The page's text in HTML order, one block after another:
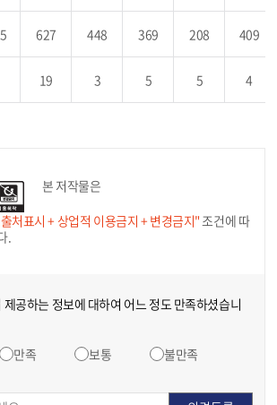
627 448 369 208 409
19 3 5 5 4
본 저작물은
처표시 + 상업적 이용금지 + 변경금지"조건에 따
.
제공하는 정보에 대하여 어느 정도 만족하셨습니
만족 보통
불만족